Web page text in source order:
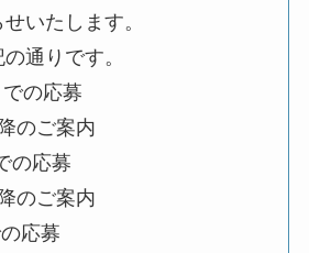
いたします。
通りです。
での応募
のご案内
の応募
のご案内
応募